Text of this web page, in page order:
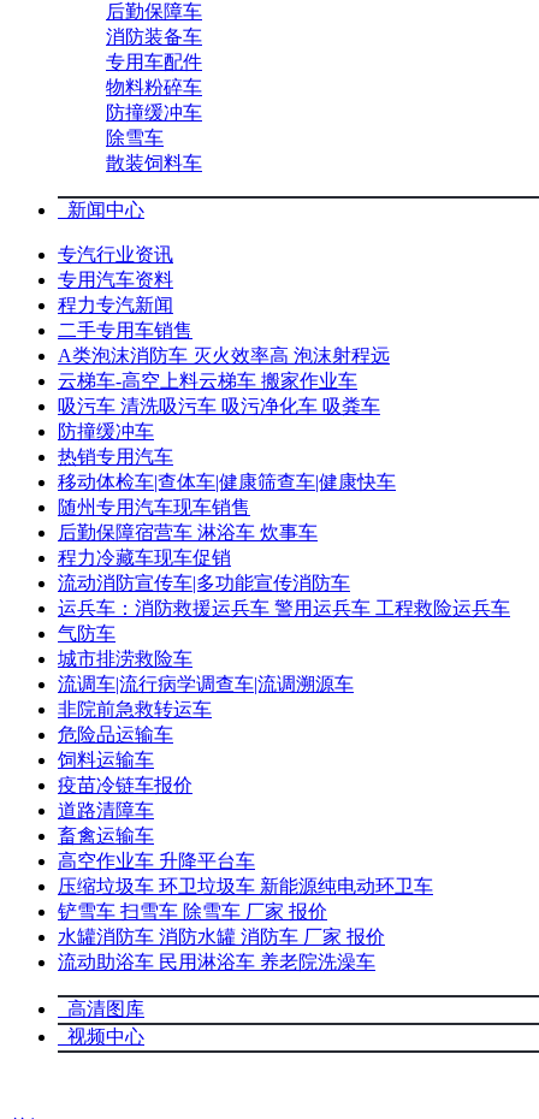
后勤保障车
消防装备车
专用车配件
物料粉碎车
防撞缓冲车
除雪车
散装饲料车
新闻中心
专汽行业资讯
专用汽车资料
程力专汽新闻
二手专用车销售
A类泡沫消防车 灭火效率高 泡沫射程远
云梯车-高空上料云梯车 搬家作业车
吸污车 清洗吸污车 吸污净化车 吸粪车
防撞缓冲车
热销专用汽车
移动体检车|查体车|健康筛查车|健康快车
随州专用汽车现车销售
后勤保障宿营车 淋浴车 炊事车
程力冷藏车现车促销
流动消防宣传车|多功能宣传消防车
运兵车：消防救援运兵车 警用运兵车 工程救险运兵车
气防车
城市排涝救险车
流调车|流行病学调查车|流调溯源车
非院前急救转运车
危险品运输车
饲料运输车
疫苗冷链车报价
道路清障车
畜禽运输车
高空作业车 升降平台车
压缩垃圾车 环卫垃圾车 新能源纯电动环卫车
铲雪车 扫雪车 除雪车 厂家 报价
水罐消防车 消防水罐 消防车 厂家 报价
流动助浴车 民用淋浴车 养老院洗澡车
高清图库
视频中心